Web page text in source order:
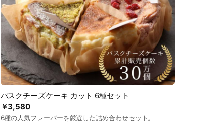
￥3,580
バスクチーズケーキ カット 6種セット
6種の人気フレーバーを厳選した詰め合わせセット。